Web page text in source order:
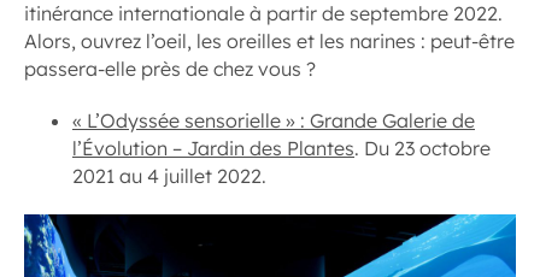
itinérance internationale à partir de septembre 2022.
Alors, ouvrez l’oeil, les oreilles et les narines : peut-être
passera-elle près de chez vous ?
« L’Odyssée sensorielle » : Grande Galerie de
l’Évolution – Jardin des Plantes. Du 23 octobre
2021 au 4 juillet 2022.